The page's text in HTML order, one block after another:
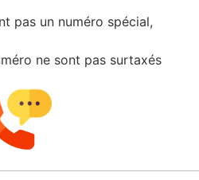
pas un numéro spécial,
ne sont pas surtaxés